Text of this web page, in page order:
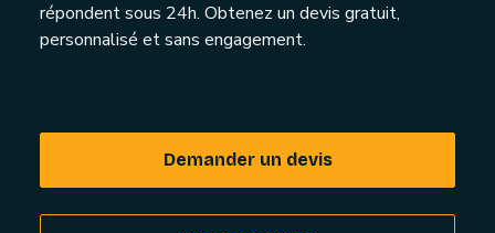
répondent sous 24h. Obtenez un devis gratuit,
personnalisé et sans engagement.
Demander un devis